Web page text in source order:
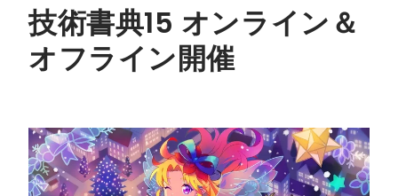
技術書典15 オンライン＆
オフライン開催